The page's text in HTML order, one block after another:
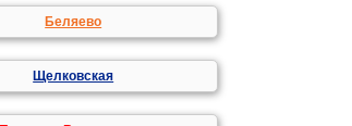
Беляево
Щелковская